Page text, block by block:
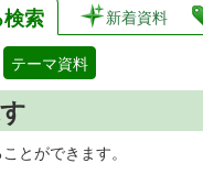
検索 新着資料
テーマ資料
とができます。